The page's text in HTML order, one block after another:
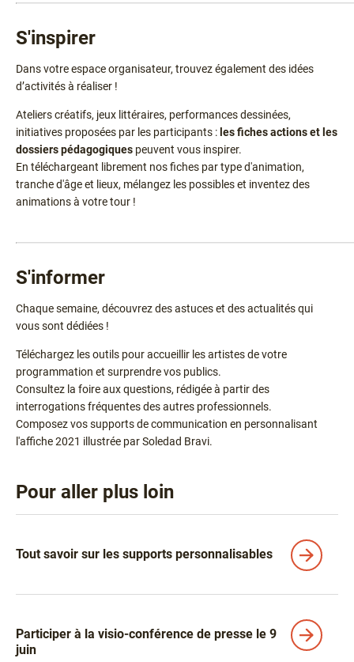
S'inspirer
Dans votre espace organisateur, trouvez également des idées
d’activités à réaliser !
Ateliers créatifs, jeux littéraires, performances dessinées,
initiatives proposées par les participants : les fiches actions et les
dossiers pédagogiques peuvent vous inspirer.
En téléchargeant librement nos fiches par type d'animation,
tranche d'âge et lieux, mélangez les possibles et inventez des
animations à votre tour !
S'informer
Chaque semaine, découvrez des astuces et des actualités qui
vous sont dédiées !
Téléchargez les outils pour accueillir les artistes de votre
programmation et surprendre vos publics.
Consultez la foire aux questions, rédigée à partir des
interrogations fréquentes des autres professionnels.
Composez vos supports de communication en personnalisant
l'affiche 2021 illustrée par Soledad Bravi.
Pour aller plus loin
Tout savoir sur les supports personnalisables
Participer à la visio-conférence de presse le 9
juin